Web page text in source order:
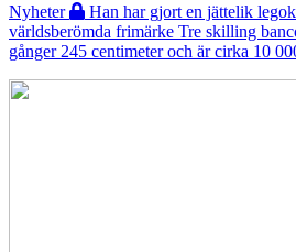
Nyheter
Han har gjort en jättelik
världsberömda frimärke Tre skilling
gånger 245 centimeter och är cirka 10